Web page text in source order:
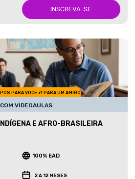
INSCREVA-SE
PARA VOCE +1 PARA UM AMIGO
COM VIDEOAULAS
E AFRO-BRASILEIRA
100% EAD
2 A 12 MESES